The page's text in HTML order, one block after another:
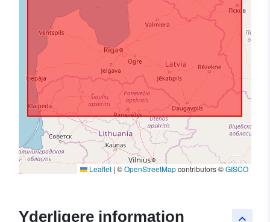
Leaflet | ©OpenStreetMapcontributors ©GISCO
keyboard_arrow_up
Yderligere information